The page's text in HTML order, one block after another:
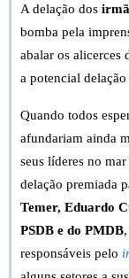
A delação dos
bomba pela
abalar os alicerces
a potencial delação
Quando todos
afundariam ainda
seus líderes no
delação premiada
Temer, Eduardo
PSDB e do PMDB
responsáveis pelo